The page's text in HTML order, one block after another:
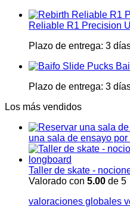
Reliable R1 Precision
Plazo de entrega: 3
Plazo de entrega: 3
Los más vendidos
una sala de ensayo por
Taller de skate -
Valorado con 5.00 de 5
valoraciones globales